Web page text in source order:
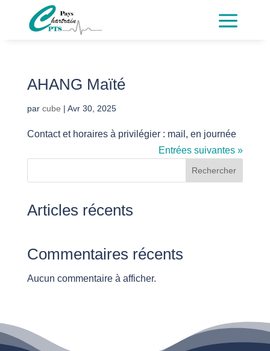
a
AHANG Maïté
par cube | Avr 30, 2025
Contact et horaires à privilégier : mail, en journée
Entrées suivantes »
Rechercher
Articles récents
Commentaires récents
Aucun commentaire à afficher.